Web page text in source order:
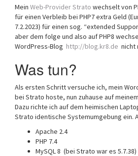
Mein Web-Provider Strato wechselt von
für einen Verbleib bei PHP7 extra Geld
7.2.2023) für einen sog. “extended
aber dem folge und also auf PHP8
WordPress-Blog http://blog.kr8.de nicht
Was tun?
Als ersten Schritt versuche ich, mein
bei Strato hoste, nun zuhause auf
Dazu richte ich auf dem heimischen
Strato identische Systemumgebung ein.
Apache 2.4
PHP 7.4
MySQL 8 (bei Strato war es 5.7.38)